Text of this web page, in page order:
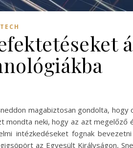
magabiztosan gondolta,
mondta neki, hogy az azt
intézkedéseket fognak
az Egyesült Királyságon,